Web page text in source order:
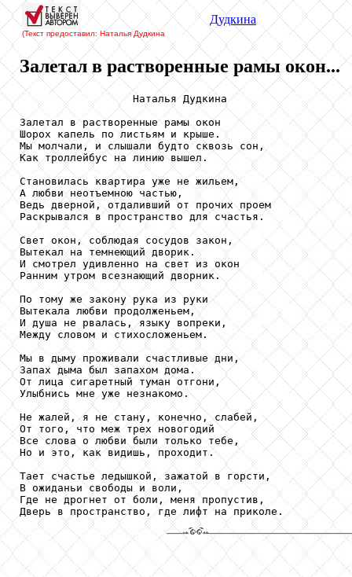
(Текст предоставил: Наталья Дудкина
Дудкина
Залетал в растворенные рамы окон...
                  Наталья Дудкина
Залетал в растворенные рамы окон
Шорох капель по листьям и крыше.
Мы молчали, и слышали будто сквозь сон,
Как троллейбус на линию вышел.
Становилась квартира уже не жильем,
А любви неотъемною частью,
Ведь дверной, отдаливший от прочих проем
Раскрывался в пространство для счастья.
Свет окон, соблюдая сосудов закон,
Вытекал на темнеющий дворик.
И смотрел удивленно на свет из окон
Ранним утром всезнающий дворник.
По тому же закону рука из руки
Вытекала любви продолженьем,
И душа не рвалась, языку вопреки,
Между словом и стихосложеньем.
Мы в дыму проживали счастливые дни,
Запах дыма был запахом дома.
От лица сигаретный туман отгони,
Улыбнись мне уже незнакомо.
Не жалей, я не стану, конечно, слабей,
От того, что меж трех новогодий
Все слова о любви были только тебе,
Но и это, как видишь, проходит.
Тает счастье ледышкой, зажатой в горсти,
В ожиданьи свободы и воли,
Где не дрогнет от боли, меня пропустив,
Дверь в пространство, где лифт на приколе.